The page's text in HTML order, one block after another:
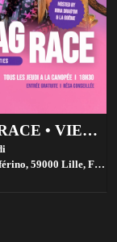
DRAG RACE • VIEWING PARTIES • GRATUIT
59000 Lille, France,